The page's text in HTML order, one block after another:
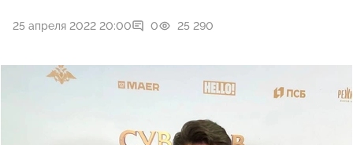
25 апреля 2022 20:00 0 25 290